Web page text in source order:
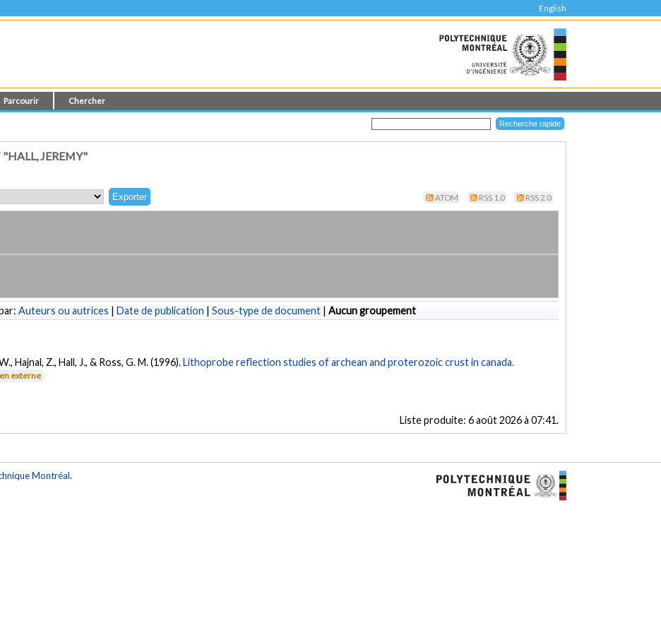
English
Parcourir Chercher
JEREMY"
ATOM RSS 1.0 RSS 2.0
Auteurs ou autrices | Date de publication | Sous-type de document | Aucun groupement
Hajnal, Z., Hall, J., & Ross, G. M. (1996).Lithoprobe reflection studies of archean and proterozoic crust in canada.
externe
Liste produite: 6 août 2026 à 07:41.
Montréal.